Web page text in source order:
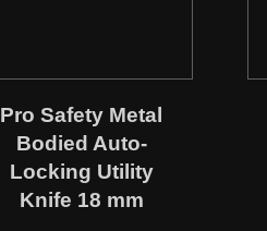
Pro Safety Metal
Bodied Auto-
Locking Utility
Knife 18 mm